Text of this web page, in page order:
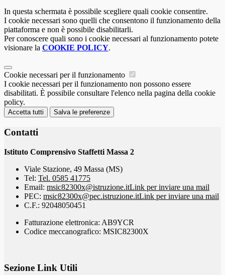
In questa schermata è possibile scegliere quali cookie consentire.
I cookie necessari sono quelli che consentono il funzionamento della
piattaforma e non è possibile disabilitarli.
Per conoscere quali sono i cookie necessari al funzionamento potete
visionare la COOKIE POLICY.
Cookie necessari per il funzionamento
I cookie necessari per il funzionamento non possono essere
disabilitati. È possibile consultare l'elenco nella pagina della cookie
policy.
Accetta tutti Salva le preferenze
Contatti
Istituto Comprensivo Staffetti Massa 2
Viale Stazione, 49 Massa (MS)
Tel: Tel. 0585 41775
Email: msic82300x@istruzione.itLink per inviare una mail
PEC: msic82300x@pec.istruzione.itLink per inviare una mail
C.F.: 92048050451
Fatturazione elettronica: AB9YCR
Codice meccanografico: MSIC82300X
Sezione Link Utili